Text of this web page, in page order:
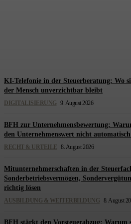
KI-Telefonie in der Steuerberatung: Wo
der Mensch unverzichtbar bleibt
DIGITALISIERUNG 9. August 2026
BFH zur Unternehmensbewertung:
den Unternehmenswert nicht
RECHT & URTEILE 8. August 2026
Mitunternehmerschaften in der
Sonderbetriebsvermögen,
richtig lösen
AUSBILDUNG & WEITERBILDUNG 8. August
BFH stärkt den Vorsteuerabzug: Warum